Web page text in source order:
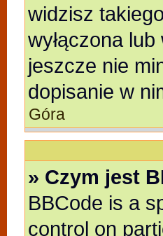
widzisz
wyłączona
jeszcze nie
dopisanie w
Góra
» Czym jest
BBCode is a
control on